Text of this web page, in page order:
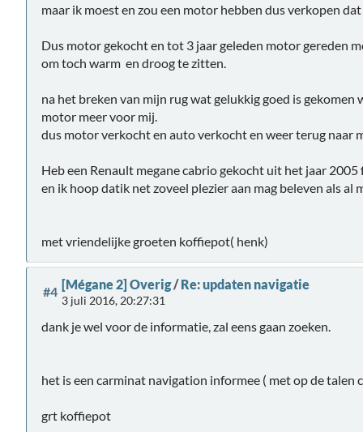
maar ik moest en zou een motor hebben dus verkopen
Dus motor gekocht en tot 3 jaar geleden motor gereden
om toch warm en droog te zitten.
na het breken van mijn rug wat gelukkig goed is gekomen
motor meer voor mij.
dus motor verkocht en auto verkocht en weer terug naar
Heb een Renault megane cabrio gekocht uit het jaar
en ik hoop datik net zoveel plezier aan mag beleven als al
met vriendelijke groeten koffiepot( henk)
#4 [Mégane 2] Overig/Re: updaten navigatie
3 juli 2016, 20:27:31
dank je wel voor de informatie, zal eens gaan zoeken.
het is een carminat navigation informee ( met op de talen
grt koffiepot